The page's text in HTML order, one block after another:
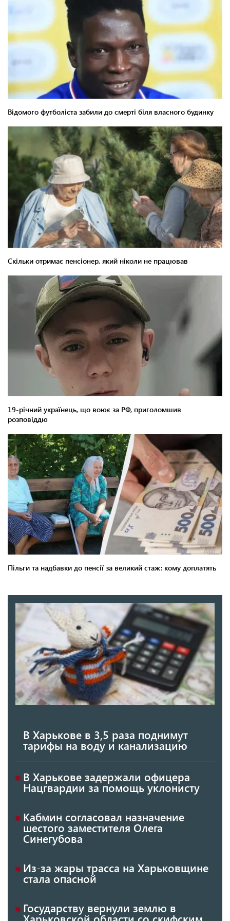
В Харькове в 3,5 раза поднимут
тарифы на воду и канализацию
В Харькове задержали офицера
Нацгвардии за помощь уклонисту
Кабмин согласовал назначение
шестого заместителя Олега
Синегубова
Из-за жары трасса на Харьковщине
стала опасной
Государству вернули землю в